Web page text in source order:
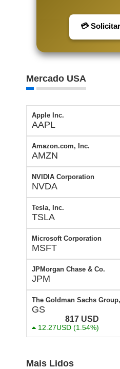
💳
Mercado USA
Apple Inc.
AAPL
Amazon.com, Inc.
AMZN
NVIDIA Corporation
NVDA
Tesla, Inc.
TSLA
Microsoft Corporation
MSFT
JPMorgan Chase & Co.
JPM
The Goldman Sachs
GS
817 USD
12.27USD (1.54%)
Mais Lidos